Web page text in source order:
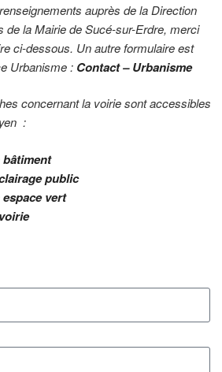
auprès de la Direction
de la Mairie de Sucé-sur-Erdre, merci
ci-dessous. Un autre formulaire est
Urbanisme : Contact – Urbanisme
concernant la voirie sont accessibles
:
public
vert